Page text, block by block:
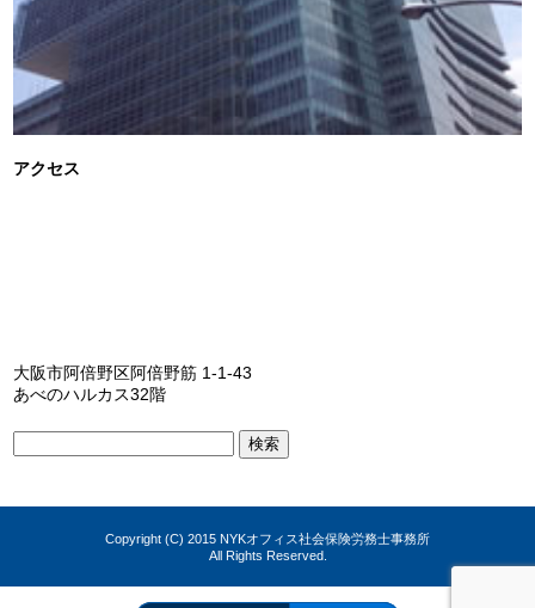
アクセス
大阪市阿倍野区阿倍野筋 1-1-43
あべのハルカス32階
検
索:
Copyright (C) 2015 NYKオフィス社会保険労務士事務所
All Rights Reserved.